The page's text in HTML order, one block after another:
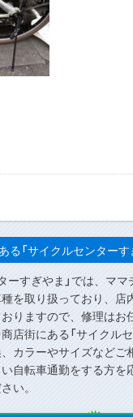
「サイクルセンターす
ーすぎやま」では、
を取り扱っており、
りますので、修理はお
店街にある「サイクル
カラーやサイズなどご
自転車通勤をする方を
い。